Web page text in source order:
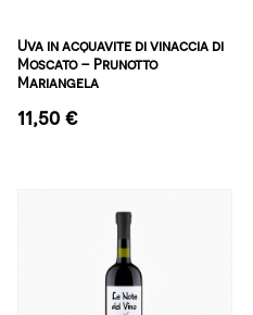
Uva in acquavite di vinaccia di
Moscato – Prunotto
Mariangela
11,50 €